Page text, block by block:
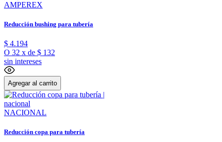
AMPEREX
Reducción bushing para tubería
$ 4.194
O 32 x de $ 132
sin intereses
Agregar al carrito
NACIONAL
Reducción copa para tubería